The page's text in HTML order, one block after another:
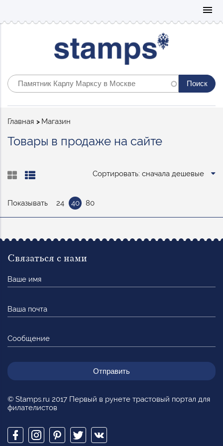
menu
Строка
Главная Магазин
Товары в продаже на сайте
Сортировать: сначала дешевые
Показывать 24 40 80
© Stamps.ru 2017 Первый в рунете трастовый портал для
филателистов
Связаться с нами
имя
почта
Сообщение